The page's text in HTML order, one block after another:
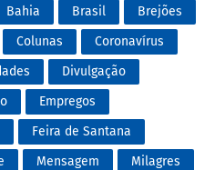
Bahia Brasil
Brejões
Colunas
Coronavírus
Divulgação
Empregos
Feira de Santana
Mensagem
Milagres